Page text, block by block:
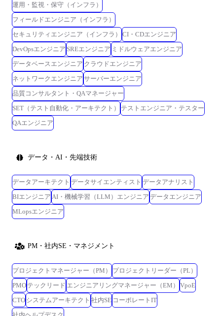
運用・監視・保守（インフラ）
フィールドエンジニア（インフラ）
セキュリティエンジニア（インフラ）
CI・CDエンジニア
DevOpsエンジニア SREエンジニア ミドルウェアエンジニア
データベースエンジニア クラウドエンジニア
ネットワークエンジニア サーバーエンジニア
品質コンサルタント・QAマネージャー
SET（テスト自動化・アーキテクト）
テストエンジニア・テスター
QAエンジニア
データ・AI・先端技術
データアーキテクト データサイエンティスト データアナリスト
BIエンジニア AI・機械学習（LLM）エンジニア データエンジニア
MLopsエンジニア
PM・社内SE・マネジメント
プロジェクトマネージャー（PM）
プロジェクトリーダー（PL）
PMO テックリード エンジニアリングマネージャー（EM）
VpoE
CTO システムアーキテクト 社内SE コーポレートIT